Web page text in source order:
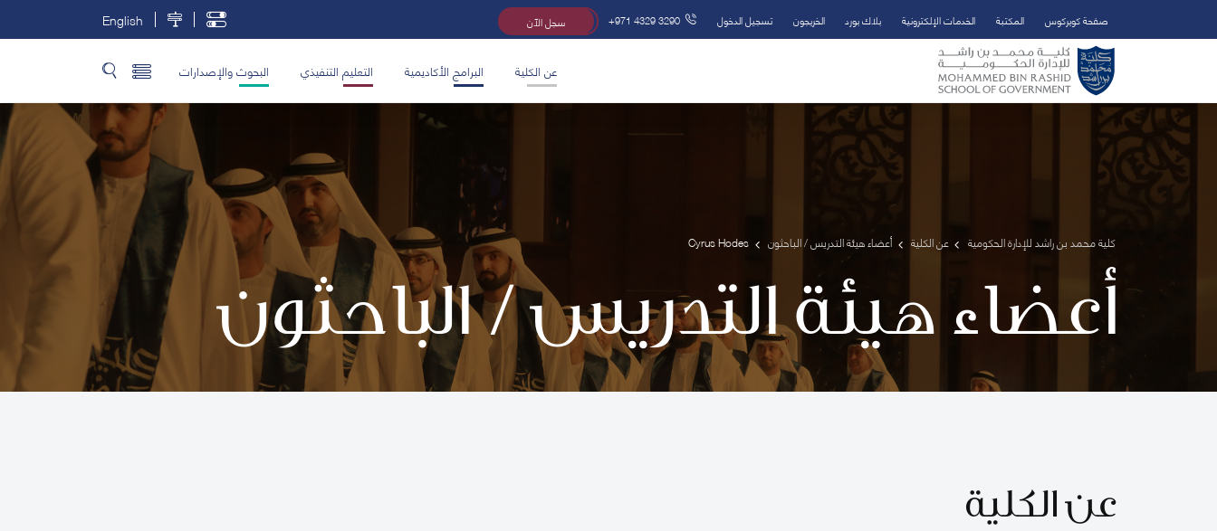
تخطي إلى المحتوى الرئيسي
فتح قائمة الوصول
صفحة كويركوس المكتبة الخدمات الإلكترونية بلاك بورد الخريجون تسجيل الدخول +971 4329 3290 سجل الآن English
عن الكلية البرامج الأكاديمية التعليم التنفيذي البحوث والإصدارات
كلية محمد بن راشد للإدارة الحكومية عن الكلية أعضاء هيئة التدريس / الباحثون Cyrus Hodes
أعضاء هيئة التدريس / الباحثون
عن الكلية